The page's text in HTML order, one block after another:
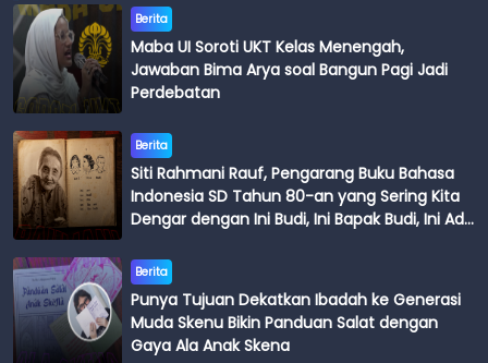
Berita
Maba UI Soroti UKT Kelas Menengah,
Jawaban Bima Arya soal Bangun Pagi Jadi
Perdebatan
Berita
Siti Rahmani Rauf, Pengarang Buku Bahasa
Indonesia SD Tahun 80-an yang Sering Kita
Dengar dengan Ini Budi, Ini Bapak Budi, Ini Adik
Berita
Punya Tujuan Dekatkan Ibadah ke Generasi
Muda Skenu Bikin Panduan Salat dengan
Gaya Ala Anak Skena